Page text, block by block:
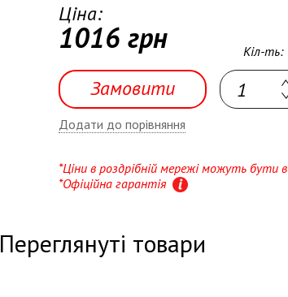
Ціна:
1016 грн
Замовити
Кіл-ть:
Додати до порівняння
*Ціни в роздрібній мережі можуть бути
*Офіційна гарантія
Переглянуті товари